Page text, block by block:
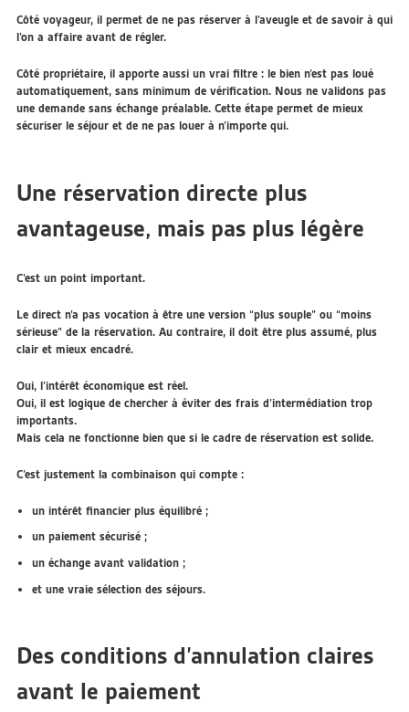
Côté voyageur, il permet de ne pas réserver à l’aveugle et de savoir à qui
l’on a affaire avant de régler.
Côté propriétaire, il apporte aussi un vrai filtre : le bien n’est pas loué
automatiquement, sans minimum de vérification. Nous ne validons pas
une demande sans échange préalable. Cette étape permet de mieux
sécuriser le séjour et de ne pas louer à n’importe qui.
Une réservation directe plus
avantageuse, mais pas plus légère
C’est un point important.
Le direct n’a pas vocation à être une version “plus souple” ou “moins
sérieuse” de la réservation. Au contraire, il doit être plus assumé, plus
clair et mieux encadré.
Oui, l’intérêt économique est réel.
Oui, il est logique de chercher à éviter des frais d’intermédiation trop
importants.
Mais cela ne fonctionne bien que si le cadre de réservation est solide.
C’est justement la combinaison qui compte :
un intérêt financier plus équilibré ;
un paiement sécurisé ;
un échange avant validation ;
et une vraie sélection des séjours.
Des conditions d’annulation claires
avant le paiement